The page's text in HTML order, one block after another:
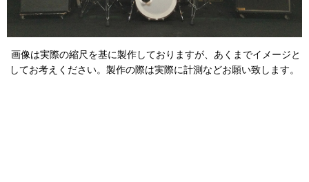
画像は実際の縮尺を基に製作しておりますが、あくまでイメージと
してお考えください。製作の際は実際に計測などお願い致します。